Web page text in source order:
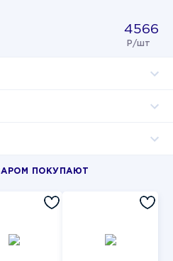
4566
Р/шт
ПОКУПАЮТ